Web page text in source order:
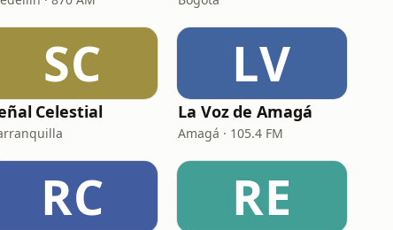
SC
Celestial
LV
La Voz de Amagá
Amagá · 105.4 FM
RC RE